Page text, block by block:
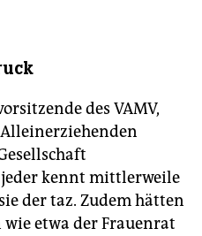
des VAMV,
jeder kennt mittlerweile
der taz. Zudem hätten
etwa der Frauenrat